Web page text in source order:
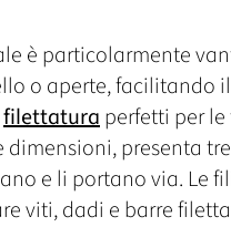
è particolarmente
o aperte, facilitando
filettaturaperfetti per
dimensioni, presenta
e li portano via. Le
viti, dadi e barre